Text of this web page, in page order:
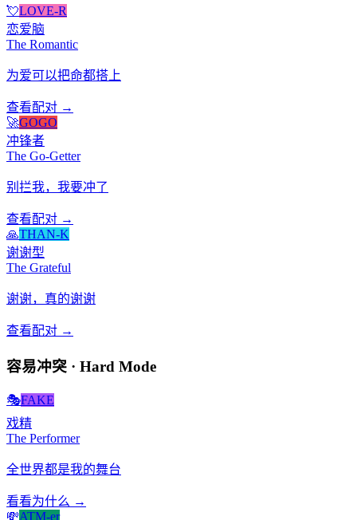
💘LOVE-R
恋爱脑
The Romantic
为爱可以把命都搭上
查看配对 →
🚀GOGO
冲锋者
The Go-Getter
别拦我，我要冲了
查看配对 →
🙏THAN-K
谢谢型
The Grateful
谢谢，真的谢谢
查看配对 →
容易冲突 · Hard Mode
🎭FAKE
戏精
The Performer
全世界都是我的舞台
看看为什么 →
💸ATM-er